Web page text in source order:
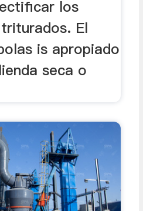
los
El
is apropiado
seca o